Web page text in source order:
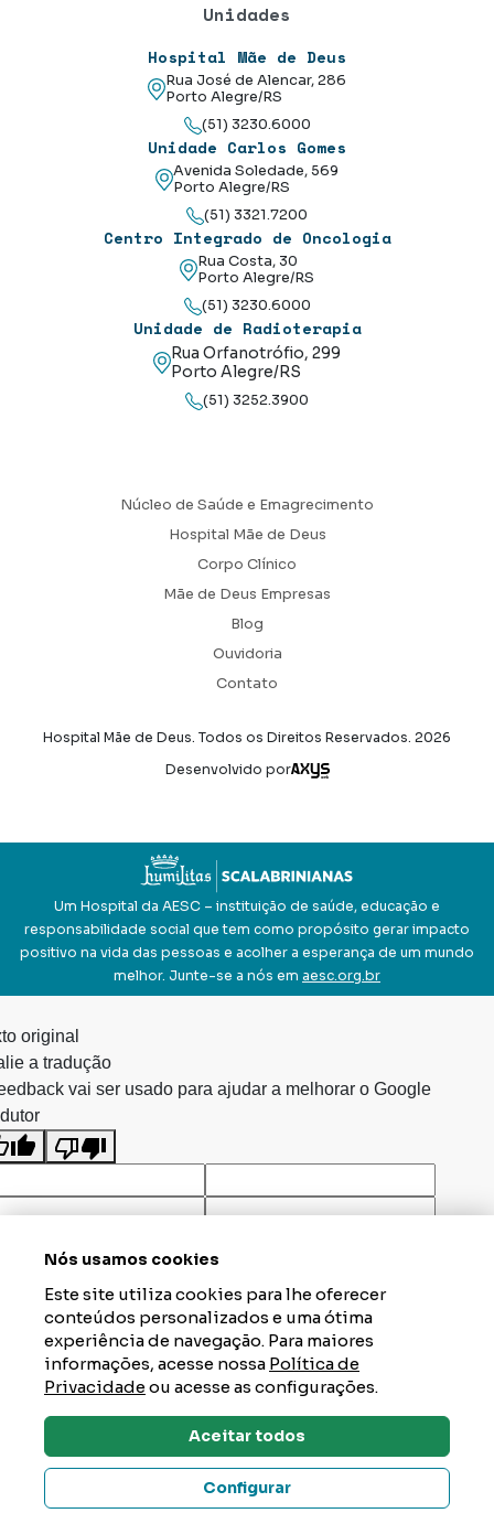
Unidades
Hospital Mãe de Deus
Rua José de Alencar, 286
Porto Alegre/RS
(51) 3230.6000
Unidade Carlos Gomes
Avenida Soledade, 569
Porto Alegre/RS
(51) 3321.7200
Centro Integrado de Oncologia
Rua Costa, 30
Porto Alegre/RS
(51) 3230.6000
Unidade de Radioterapia
Rua Orfanotrófio, 299
Porto Alegre/RS
(51) 3252.3900
Núcleo de Saúde e Emagrecimento
Hospital Mãe de Deus
Corpo Clínico
Mãe de Deus Empresas
Blog
Ouvidoria
Contato
Hospital Mãe de Deus. Todos os Direitos Reservados. 2026
Desenvolvido por
Axysweb
Um Hospital da AESC – instituição de saúde, educação e
responsabilidade social que tem como propósito gerar impacto
positivo na vida das pessoas e acolher a esperança de um mundo
melhor. Junte-se a nós em aesc.org.br
Dúvidas? Tire Aqui
Nós usamos cookies
Este site utiliza cookies para lhe oferecer
conteúdos personalizados e uma ótima
experiência de navegação. Para maiores
informações, acesse nossa Política de
Privacidadeou acesse as configurações.
Aceitar todos
Configurar
original
a tradução
vai ser usado para ajudar a melhorar o Google